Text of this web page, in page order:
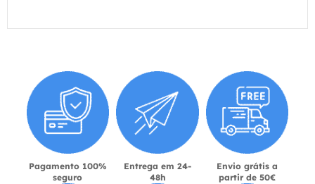
Pagamento 100%
seguro
Entrega em 24-
48h
Envio grátis a
partir de 50€